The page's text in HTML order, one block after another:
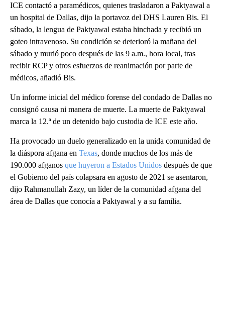
ICE contactó a paramédicos, quienes trasladaron a Paktyawal a
un hospital de Dallas, dijo la portavoz del DHS Lauren Bis. El
sábado, la lengua de Paktyawal estaba hinchada y recibió un
goteo intravenoso. Su condición se deterioró la mañana del
sábado y murió poco después de las 9 a.m., hora local, tras
recibir RCP y otros esfuerzos de reanimación por parte de
médicos, añadió Bis.
Un informe inicial del médico forense del condado de Dallas no
consignó causa ni manera de muerte. La muerte de Paktyawal
marca la 12.ª de un detenido bajo custodia de ICE este año.
Ha provocado un duelo generalizado en la unida comunidad de
la diáspora afgana en Texas, donde muchos de los más de
190.000 afganos que huyeron a Estados Unidos después de que
el Gobierno del país colapsara en agosto de 2021 se asentaron,
dijo Rahmanullah Zazy, un líder de la comunidad afgana del
área de Dallas que conocía a Paktyawal y a su familia.